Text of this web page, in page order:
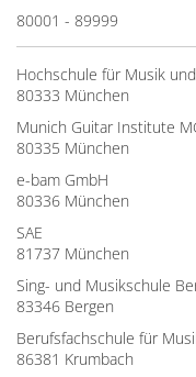
80001 - 89999
Hochschule für Musik
80333 München
Munich Guitar Institute
80335 München
e-bam GmbH
80336 München
SAE
81737 München
Sing- und Musikschule
83346 Bergen
Berufsfachschule für
86381 Krumbach